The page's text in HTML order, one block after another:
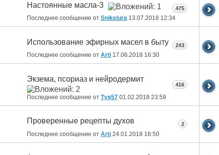
Настоянные масла-3
Последнее сообщение от Snikelura 13.07.2018 12:34
475
Использование эфирных масел в быту
Последнее сообщение от Arti 17.06.2018 16:30
243
Экзема, псориаз и нейродермит
Последнее сообщение от Туя57 01.02.2018 23:59
416
Проверенные рецепты духов
Последнее сообщение от Arti 24.01.2018 16:50
2